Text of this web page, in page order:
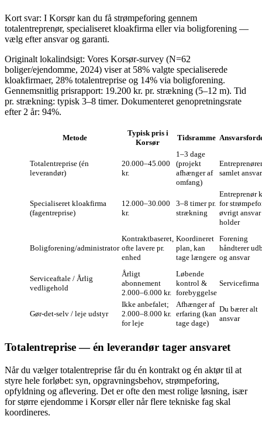
Kort svar: I Korsør kan du få strømpeforing gennem
totalentreprenør, specialiseret kloakfirma eller via boligforening —
vælg efter ansvar og garanti.
Originalt lokalindsigt: Vores Korsør-survey (N=62
boliger/ejendomme, 2024) viser at 58% valgte specialiserede
kloakfirmaer, 28% totalentreprise og 14% via boligforening.
Gennemsnitlig prisrapport: 19.200 kr. pr. strækning (5–12 m). Tid
pr. strækning: typisk 3–8 timer. Dokumenteret genopretningsrate
efter 2 år: 94%.
Metode
Typisk pris i
Korsør
Tidsramme
Totalentreprise (én
leverandør)
20.000–45.000
kr.
1–3 dage
(projekt
afhænger af
omfang)
samlet ansvar
Specialiseret kloakfirma
(fagentreprise)
12.000–30.000
kr.
3–8 timer pr.
strækning
Entreprenør
for
øvrigt
holder
Boligforening/administrator
Kontraktbaseret,
ofte lavere pr.
enhed
Koordineret
plan, kan
tage længere
Forening
håndterer
og ansvar
Serviceaftale / Årlig
vedligehold
Årligt
abonnement
2.000–6.000 kr.
Løbende
kontrol &
forebyggelse
Servicefirma
Gør‑det‑selv / leje udstyr
Ikke anbefalet;
2.000–8.000 kr.
for leje
Afhænger af
erfaring (kan
tage dage)
Du bærer alt
ansvar
Totalentreprise — én leverandør tager ansvaret
Når du vælger totalentreprise får du én kontrakt og én aktør til at
styre hele forløbet: syn, opgravningsbehov, strømpeforing,
opfyldning og aflevering. Det er ofte den mest rolige løsning, især
for større ejendomme i Korsør eller når flere tekniske fag skal
koordineres.